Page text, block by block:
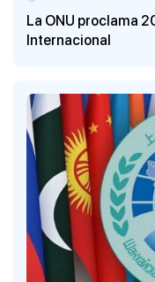
La ONU proclama
Internacional